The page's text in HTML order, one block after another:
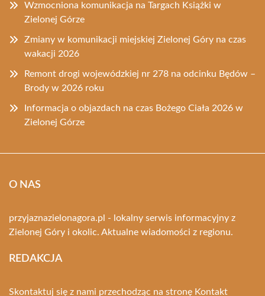
Wzmocniona komunikacja na Targach Książki w
Zielonej Górze
Zmiany w komunikacji miejskiej Zielonej Góry na czas
wakacji 2026
Remont drogi wojewódzkiej nr 278 na odcinku Będów –
Brody w 2026 roku
Informacja o objazdach na czas Bożego Ciała 2026 w
Zielonej Górze
O NAS
przyjaznazielonagora.pl - lokalny serwis informacyjny z
Zielonej Góry i okolic. Aktualne wiadomości z regionu.
REDAKCJA
Skontaktuj się z nami przechodząc na stronę Kontakt